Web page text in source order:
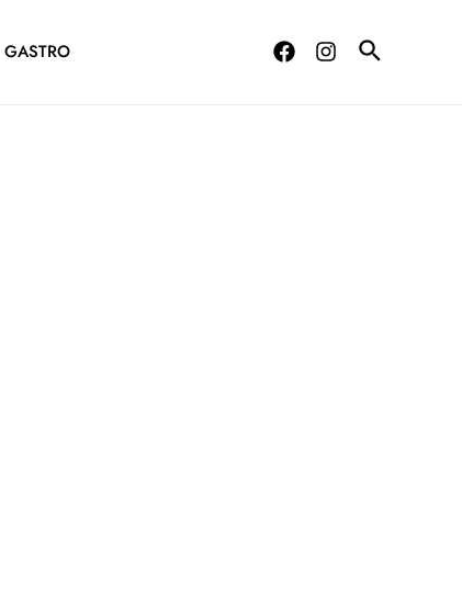
GASTRO